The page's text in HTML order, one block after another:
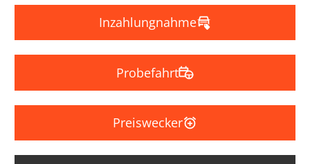
Inzahlungnahme
Probefahrt
Preiswecker